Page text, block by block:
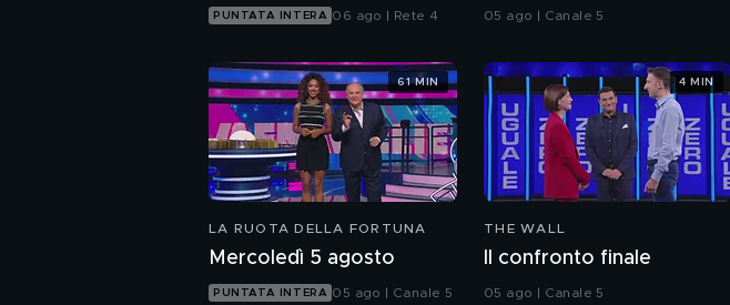
PUNTATA INTERA 06 ago | Rete 4 05 ago | Canale 5
LA RUOTA DELLA FORTUNA
Mercoledì 5 agosto
PUNTATA INTERA 05 ago | Canale 5
61 MIN
THE WALL
Il confronto finale
05 ago | Canale 5
4 MIN